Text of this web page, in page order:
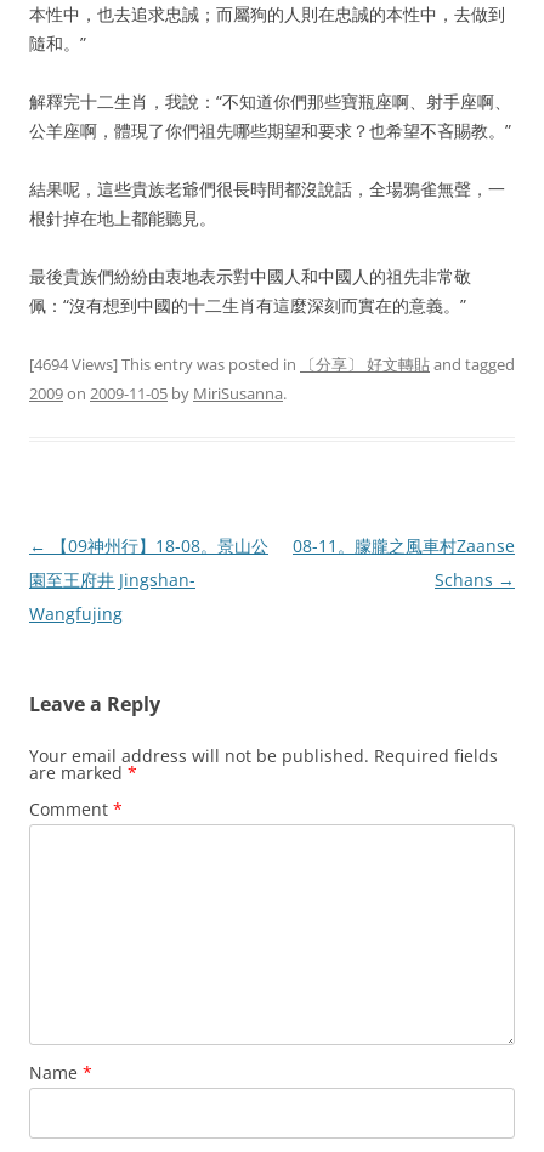
本性中，也去追求忠誠；而屬狗的人則在忠誠的本性中，去做到
隨和。”
解釋完十二生肖，我說：“不知道你們那些寶瓶座啊、射手座啊、
公羊座啊，體現了你們祖先哪些期望和要求？也希望不吝賜教。”
結果呢，這些貴族老爺們很長時間都沒說話，全場鴉雀無聲，一
根針掉在地上都能聽見。
最後貴族們紛紛由衷地表示對中國人和中國人的祖先非常敬
佩：“沒有想到中國的十二生肖有這麼深刻而實在的意義。”
[4694 Views] This entry was posted in 〔分享〕 好文轉貼and tagged
2009on 2009-11-05 by MiriSusanna.
Post
navigation
←
【09神州行】18-08。景山公
園至王府井 Jingshan-
Wangfujing
08-11。朦朧之風車村Zaanse
Schans →
Leave a Reply
Your email address will not be published. Required fields
are marked *
Comment *
Name *